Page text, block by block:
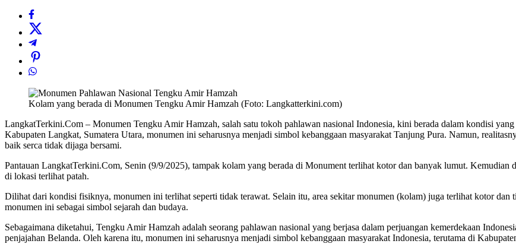
Kolam yang berada di Monumen Tengku Amir Hamzah (Foto: Langkatterkini.com)
LangkatTerkini.Com – Monumen Tengku Amir Hamzah, salah satu tokoh pahlawan nasional Indonesia, kini berada dalam kondisi
Kabupaten Langkat, Sumatera Utara, monumen ini seharusnya menjadi simbol kebanggaan masyarakat Tanjung Pura. Namun,
baik serca tidak dijaga bersami.
Pantauan LangkatTerkini.Com, Senin (9/9/2025), tampak kolam yang berada di Monument terlihat kotor dan banyak lumut.
di lokasi terlihat patah.
Dilihat dari kondisi fisiknya, monumen ini terlihat seperti tidak terawat. Selain itu, area sekitar monumen (kolam) juga terlihat kotor
monumen ini sebagai simbol sejarah dan budaya.
Sebagaimana diketahui, Tengku Amir Hamzah adalah seorang pahlawan nasional yang berjasa dalam perjuangan kemerdekaan
penjajahan Belanda. Oleh karena itu, monumen ini seharusnya menjadi simbol kebanggaan masyarakat Indonesia, terutama di